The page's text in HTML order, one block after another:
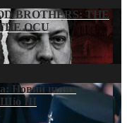
BROTHERS: THE
OCU
Новий шлях
Шіо III